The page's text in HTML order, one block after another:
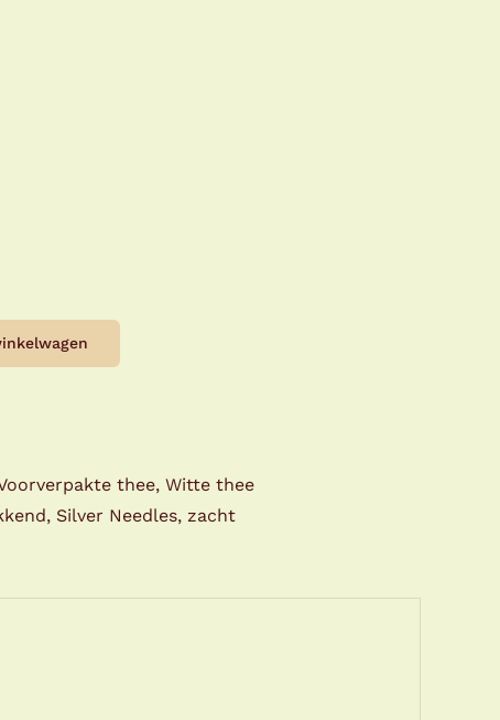
thee, Witte thee
, Silver Needles, zacht